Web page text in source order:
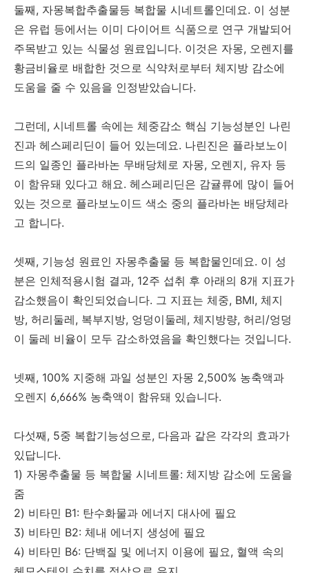
둘째, 자몽복합추출물등 복합물 시네트롤인데요. 이 성분
은 유럽 등에서는 이미 다이어트 식품으로 연구 개발되어
주목받고 있는 식물성 원료입니다. 이것은 자몽, 오렌지를
황금비율로 배합한 것으로 식약처로부터 체지방 감소에
도움을 줄 수 있음을 인정받았습니다.
그런데, 시네트롤 속에는 체중감소 핵심 기능성분인 나린
진과 헤스페리딘이 들어 있는데요. 나린진은 플라보노이
드의 일종인 플라바논 무배당체로 자몽, 오렌지, 유자 등
이 함유돼 있다고 해요. 헤스페리딘은 감귤류에 많이 들어
있는 것으로 플라보노이드 색소 중의 플라바논 배당체라
고 합니다.
셋째, 기능성 원료인 자몽추출물 등 복합물인데요. 이 성
분은 인체적용시험 결과, 12주 섭취 후 아래의 8개 지표가
감소했음이 확인되었습니다. 그 지표는 체중, BMI, 체지
방, 허리둘레, 복부지방, 엉덩이둘레, 체지방량, 허리/엉덩
이 둘레 비율이 모두 감소하였음을 확인했다는 것입니다.
넷째, 100% 지중해 과일 성분인 자몽 2,500% 농축액과
오렌지 6,666% 농축액이 함유돼 있습니다.
다섯째, 5중 복합기능성으로, 다음과 같은 각각의 효과가
있답니다.
1) 자몽추출물 등 복합물 시네트롤: 체지방 감소에 도움을
줌
2) 비타민 B1: 탄수화물과 에너지 대사에 필요
3) 비타민 B2: 체내 에너지 생성에 필요
4) 비타민 B6: 단백질 및 에너지 이용에 필요, 혈액 속의